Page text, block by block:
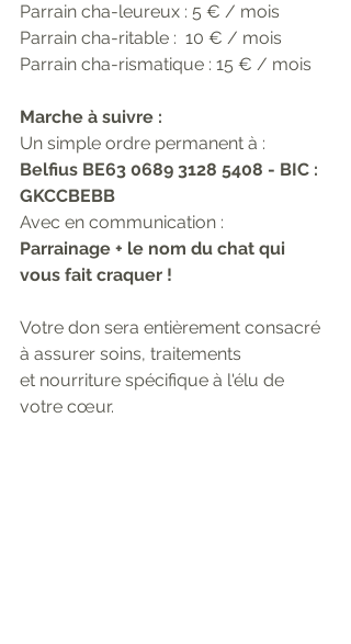
Parrain cha-leureux : 5 € / mois
Parrain cha-ritable :  10 € / mois
Parrain cha-rismatique : 15 € / mois
Marche à suivre :
Un simple ordre permanent à :
Belfius BE63 0689 3128 5408 - BIC :
GKCCBEBB
Avec en communication :
Parrainage + le nom du chat qui
vous fait craquer !
Votre don sera entièrement consacré
à assurer soins, traitements
et nourriture spécifique à l'élu de
votre cœur.